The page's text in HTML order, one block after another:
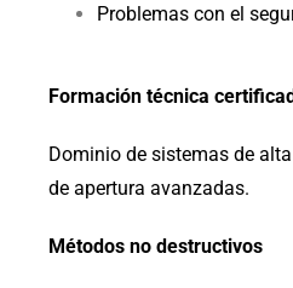
Problemas con el
Formación técnica
Dominio de sistemas de
de apertura avanzadas.
Métodos no destructivos